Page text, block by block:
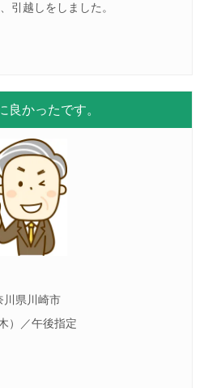
引越しをしました。
良かったです。
県川崎市
）／午後指定